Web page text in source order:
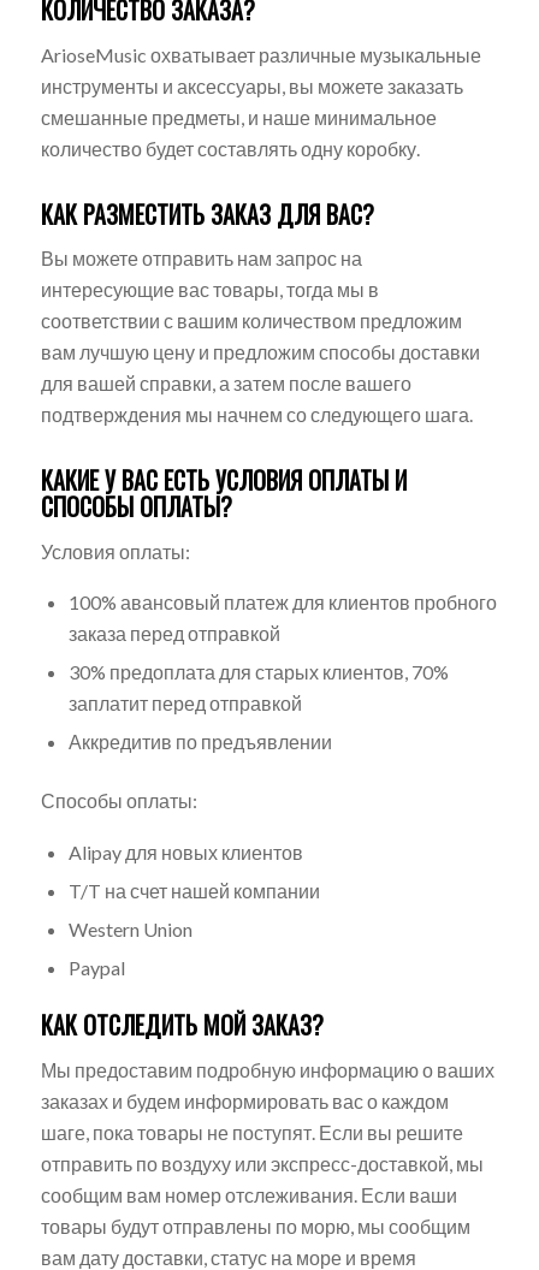
КОЛИЧЕСТВО ЗАКАЗА?
ArioseMusic охватывает различные музыкальные
инструменты и аксессуары, вы можете заказать
смешанные предметы, и наше минимальное
количество будет составлять одну коробку.
КАК РАЗМЕСТИТЬ ЗАКАЗ ДЛЯ ВАС?
Вы можете отправить нам запрос на
интересующие вас товары, тогда мы в
соответствии с вашим количеством предложим
вам лучшую цену и предложим способы доставки
для вашей справки, а затем после вашего
подтверждения мы начнем со следующего шага.
КАКИЕ У ВАС ЕСТЬ УСЛОВИЯ ОПЛАТЫ И
СПОСОБЫ ОПЛАТЫ?
Условия оплаты:
100% авансовый платеж для клиентов пробного
заказа перед отправкой
30% предоплата для старых клиентов, 70%
заплатит перед отправкой
Аккредитив по предъявлении
Способы оплаты:
Alipay для новых клиентов
T/T на счет нашей компании
Western Union
Paypal
КАК ОТСЛЕДИТЬ МОЙ ЗАКАЗ?
Мы предоставим подробную информацию о ваших
заказах и будем информировать вас о каждом
шаге, пока товары не поступят. Если вы решите
отправить по воздуху или экспресс-доставкой, мы
сообщим вам номер отслеживания. Если ваши
товары будут отправлены по морю, мы сообщим
вам дату доставки, статус на море и время